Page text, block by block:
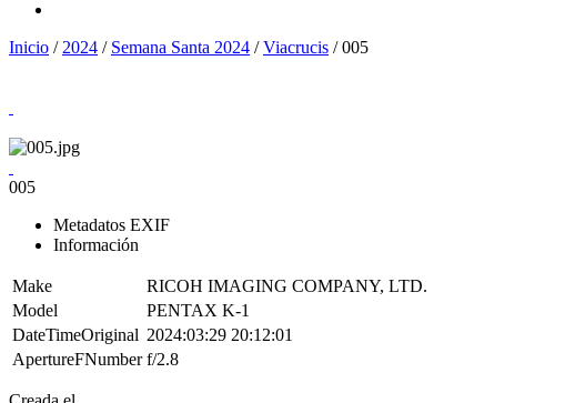
Inicio / 2024 / Semana Santa 2024 /Viacrucis / 005
005
Metadatos EXIF
Información
Make
RICOH IMAGING COMPANY, LTD.
Model
PENTAX K-1
DateTimeOriginal 2024:03:29 20:12:01
ApertureFNumber f/2.8